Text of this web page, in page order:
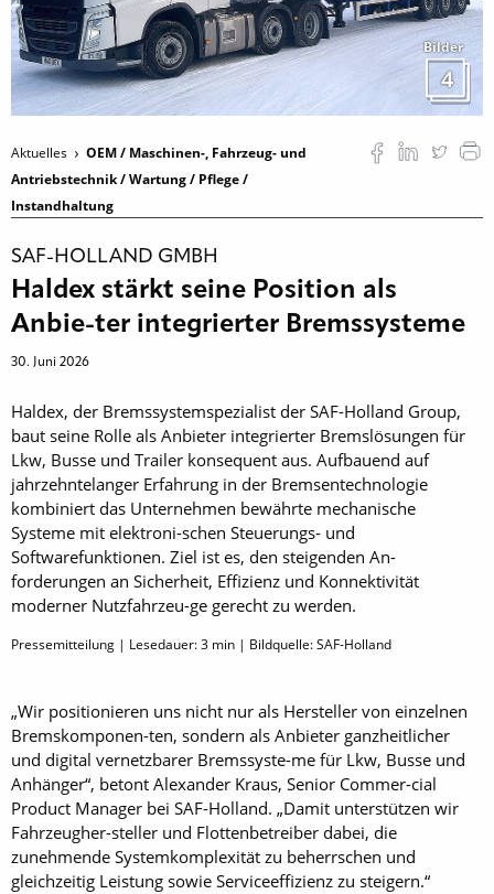
Bilder
4
Aktuelles
OEM / Maschinen-, Fahrzeug- und
Antriebstechnik / Wartung / Pflege /
Instandhaltung
SAF-HOLLAND GMBH
Haldex stärkt seine Position als
Anbie-ter integrierter Bremssysteme
30. Juni 2026
Haldex, der Bremssystemspezialist der SAF-Holland Group,
baut seine Rolle als Anbieter integrierter Bremslösungen für
Lkw, Busse und Trailer konsequent aus. Aufbauend auf
jahrzehntelanger Erfahrung in der Bremsentechnologie
kombiniert das Unternehmen bewährte mechanische
Systeme mit elektroni-schen Steuerungs- und
Softwarefunktionen. Ziel ist es, den steigenden An-
forderungen an Sicherheit, Effizienz und Konnektivität
moderner Nutzfahrzeu-ge gerecht zu werden.
Pressemitteilung | Lesedauer:3 min | Bildquelle: SAF-Holland
„Wir positionieren uns nicht nur als Hersteller von einzelnen
Bremskomponen-ten, sondern als Anbieter ganzheitlicher
und digital vernetzbarer Bremssyste-me für Lkw, Busse und
Anhänger“, betont Alexander Kraus, Senior Commer-cial
Product Manager bei SAF-Holland. „Damit unterstützen wir
Fahrzeugher-steller und Flottenbetreiber dabei, die
zunehmende Systemkomplexität zu beherrschen und
gleichzeitig Leistung sowie Serviceeffizienz zu steigern.“